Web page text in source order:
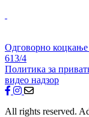
Одговорно коцкање
613/4
Политика за
видео надзор
All rights reserved.